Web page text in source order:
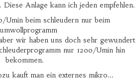
Diese Anlage kann ich jeden empfehlen.
Umin beim schleudern nur beim
wir haben uns doch sehr gewundert
nur 1200/Umin hin
bekommen.
kauft man ein externes mikro...